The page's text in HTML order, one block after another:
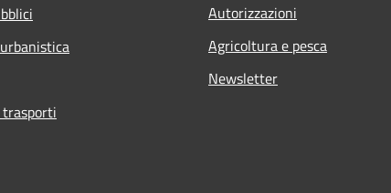
Autorizzazioni
Agricoltura e pesca
Newsletter